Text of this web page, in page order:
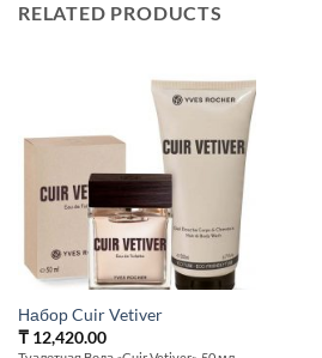
RELATED PRODUCTS
Набор Cuir Vetiver
₸12,420.00